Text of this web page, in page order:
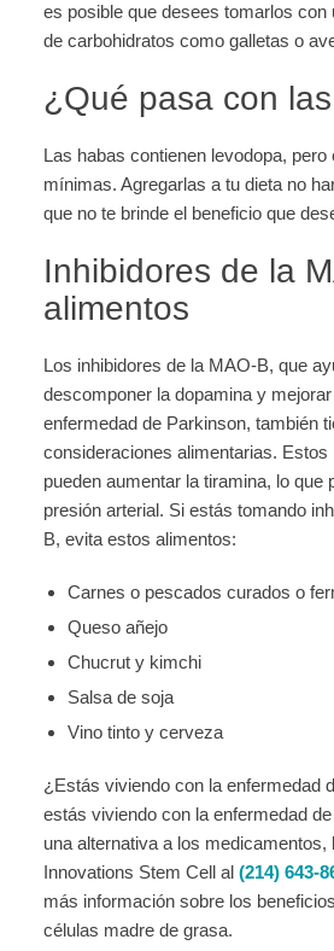
es posible que desees tomarlos con
de carbohidratos como galletas o
¿Qué pasa con
Las habas contienen levodopa, pero
mínimas. Agregarlas a tu dieta no
que no te brinde el beneficio que
Inhibidores de la
alimentos
Los inhibidores de la MAO-B, que
descomponer la dopamina y
enfermedad de Parkinson, también
consideraciones alimentarias. Estos
pueden aumentar la tiramina, lo que
presión arterial. Si estás tomando
B, evita estos alimentos:
Carnes o pescados curados o
Queso añejo
Chucrut y kimchi
Salsa de soja
Vino tinto y cerveza
¿Estás viviendo con la enfermedad
estás viviendo con la enfermedad
una alternativa a los medicamentos,
Innovations Stem Cell al (214) 643-
más información sobre los
células madre de grasa.